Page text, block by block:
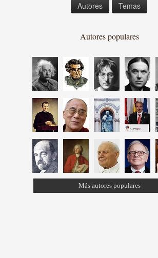
Autores Temas
Autores populares
Más autores populares